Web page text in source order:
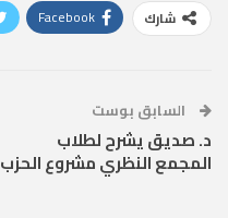
شارك Facebook
السابق بوست
د. صديق يشرح لطلاب
المجمع النظري مشروع الحزب